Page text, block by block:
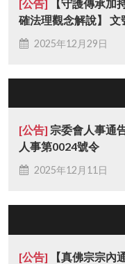
[公告] 【守護傳承加
確法理觀念解說】
2025年12月29日
[公告] 宗委會人事通
人事第0024號令
2025年12月11日
[公告] 【真佛宗宗內